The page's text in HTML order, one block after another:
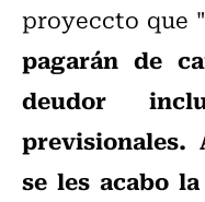
proyeccto que "
pagarán de
deudor
previsionales.
se les acabo